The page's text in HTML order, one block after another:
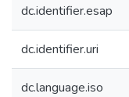
dc.identifier.esap
dc.identifier.uri
dc.language.iso